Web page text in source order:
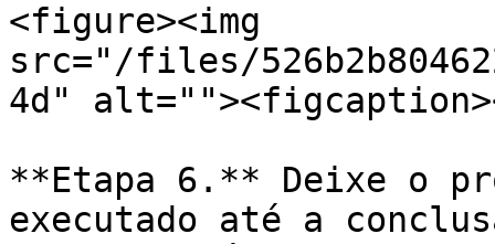
<figure><img
src="/files/
4d"
**Etapa 6.** Deixe o
executado até a